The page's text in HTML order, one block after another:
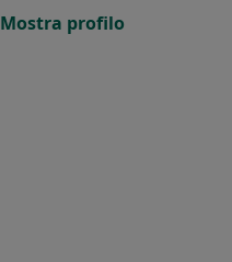
Mostra profilo